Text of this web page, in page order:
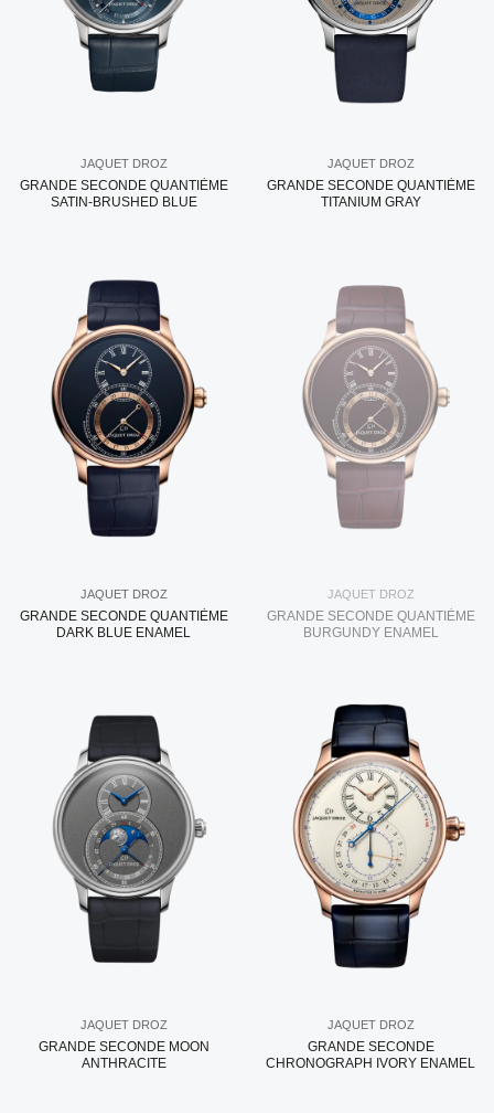
JAQUET DROZ
GRANDE SECONDE QUANTIÈME
SATIN-BRUSHED BLUE
JAQUET DROZ
GRANDE SECONDE QUANTIÈME
TITANIUM GRAY
JAQUET DROZ
GRANDE SECONDE QUANTIÈME
DARK BLUE ENAMEL
JAQUET DROZ
GRANDE SECONDE QUANTIÈME
BURGUNDY ENAMEL
JAQUET DROZ
GRANDE SECONDE MOON
ANTHRACITE
JAQUET DROZ
GRANDE SECONDE
CHRONOGRAPH IVORY ENAMEL